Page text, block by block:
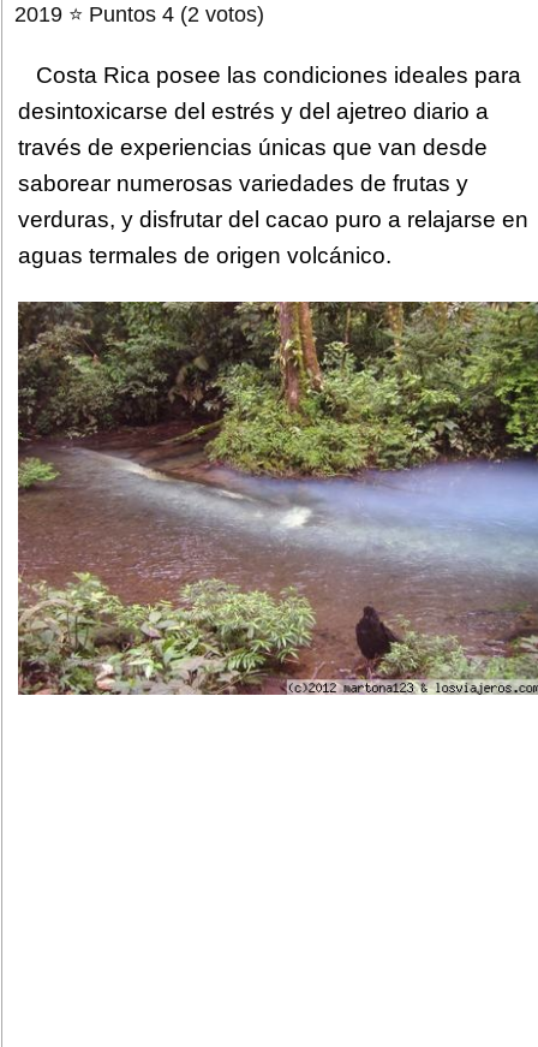
2019 ⭐ Puntos 4 (2 votos)
Costa Rica posee las condiciones ideales para
desintoxicarse del estrés y del ajetreo diario a
través de experiencias únicas que van desde
saborear numerosas variedades de frutas y
verduras, y disfrutar del cacao puro a relajarse en
aguas termales de origen volcánico.